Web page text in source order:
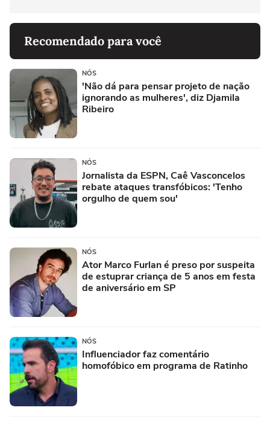
Recomendado para você
NÓS
'Não dá para pensar projeto de nação
ignorando as mulheres', diz Djamila
Ribeiro
NÓS
Jornalista da ESPN, Caê Vasconcelos
rebate ataques transfóbicos: 'Tenho
orgulho de quem sou'
NÓS
Ator Marco Furlan é preso por suspeita
de estuprar criança de 5 anos em festa
de aniversário em SP
NÓS
Influenciador faz comentário
homofóbico em programa de Ratinho